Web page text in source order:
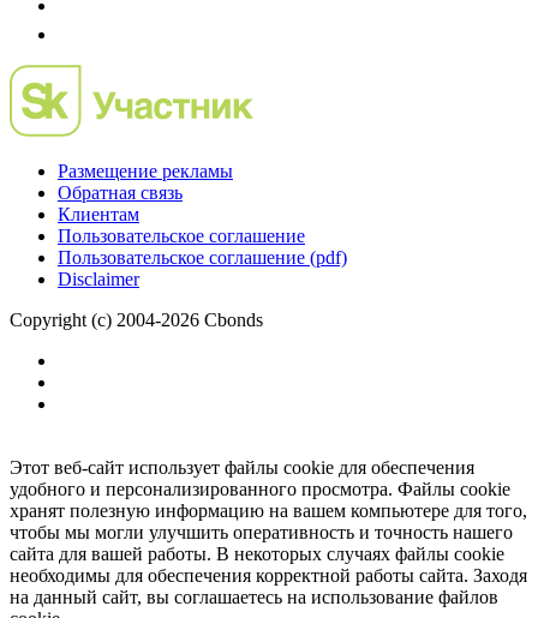
Размещение рекламы
Обратная связь
Клиентам
Пользовательское соглашение
Пользовательское соглашение (pdf)
Disclaimer
Copyright (c) 2004-2026 Cbonds
Этот веб-сайт использует файлы cookie для обеспечения
удобного и персонализированного просмотра. Файлы cookie
хранят полезную информацию на вашем компьютере для того,
чтобы мы могли улучшить оперативность и точность нашего
сайта для вашей работы. В некоторых случаях файлы cookie
необходимы для обеспечения корректной работы сайта. Заходя
на данный сайт, вы соглашаетесь на использование файлов